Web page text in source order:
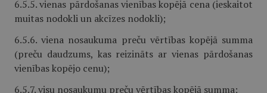
6.5.5. vienas pārdošanas vienības kopējā cena (ieskaitot
muitas nodokli un akcīzes nodokli);
6.5.6. viena nosaukuma preču vērtības kopējā summa
(preču daudzums, kas reizināts ar vienas pārdošanas
vienības kopējo cenu);
6.5.7. visu nosaukumu preču vērtības kopējā summa;